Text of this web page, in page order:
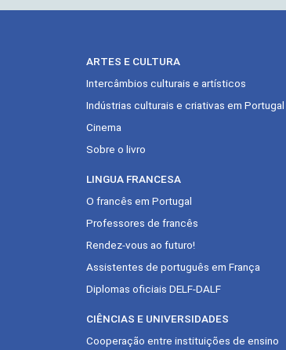
ARTES E CULTURA
Intercâmbios culturais e artísticos
Indústrias culturais e criativas em Portugal
Cinema
Sobre o livro
LINGUA FRANCESA
O francês em Portugal
Professores de francês
Rendez-vous ao futuro!
Assistentes de português em França
Diplomas oficiais DELF-DALF
CIÊNCIAS E UNIVERSIDADES
Cooperação entre instituições de ensino